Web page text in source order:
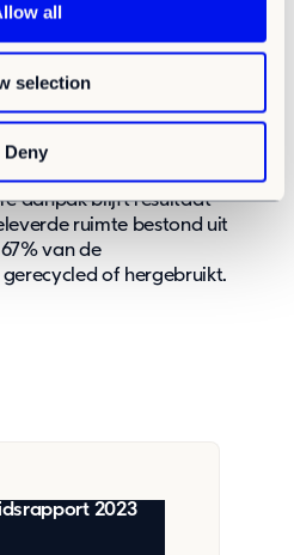
all
selection
Deny
modulaire ruimtes onderdak
in onderwijs, zorg
— essentiële sectoren
onze vloot. We
met bijna 20%
elektriciteit in alle
aanpak blijft resultaat
ruimte bestond uit
van de
of hergebruikt.
2023